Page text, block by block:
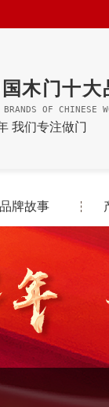
木门十大
OF CHINESE
我们专注做门
品牌故事